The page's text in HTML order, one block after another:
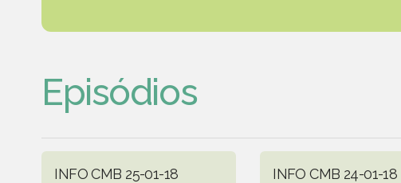
Episódios
INFO CMB 25-01-18 INFO CMB 24-01-18